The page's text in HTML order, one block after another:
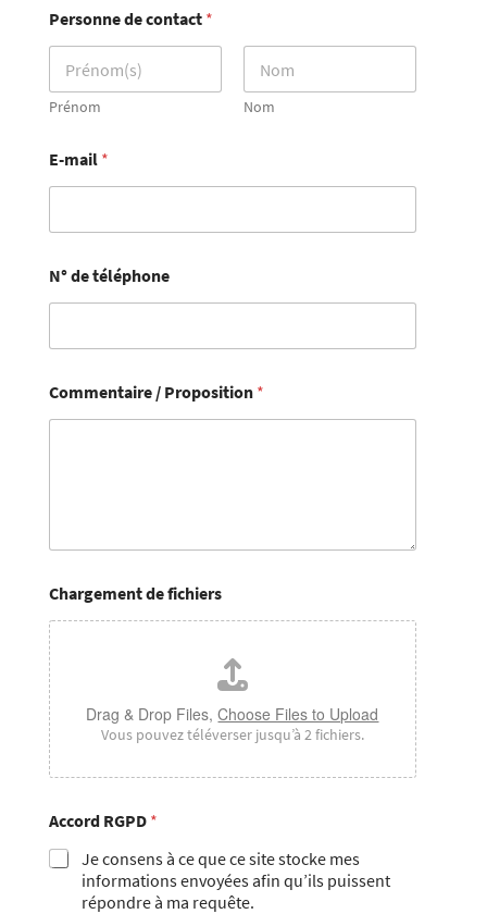
Personne de contact *
Prénom Nom
E-mail *
N° de téléphone
Commentaire / Proposition *
Chargement de fichiers
Drag & Drop Files,Choose Files to Upload
Vous pouvez téléverser jusqu’à 2 fichiers.
Accord RGPD *
Je consens à ce que ce site stocke mes
informations envoyées afin qu’ils puissent
répondre à ma requête.